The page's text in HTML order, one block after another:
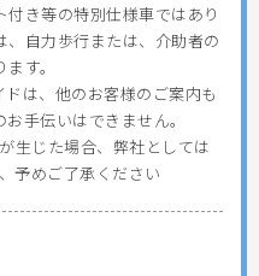
き等の特別仕様車ではあり
、自力歩行または、介助者の
す。
は、他のお客様のご案内も
手伝いはできません。
生じた場合、弊社としては
予めご了承ください